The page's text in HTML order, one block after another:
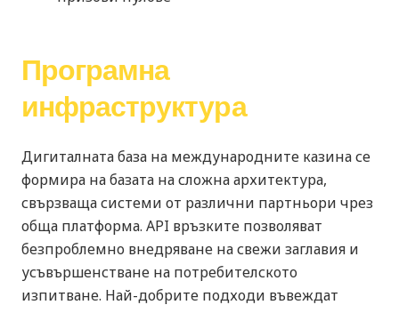
Програмна
инфраструктура
Дигиталната база на международните казина се
формира на базата на сложна архитектура,
свързваща системи от различни партньори чрез
обща платформа. API връзките позволяват
безпроблемно внедряване на свежи заглавия и
усъвършенстване на потребителското
изпитване. Най-добрите подходи въвеждат